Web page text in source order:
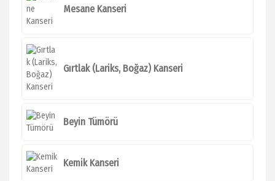
Mesane Kanseri
Gırtlak (Lariks, Boğaz) Kanseri
Beyin Tümörü
Kemik Kanseri